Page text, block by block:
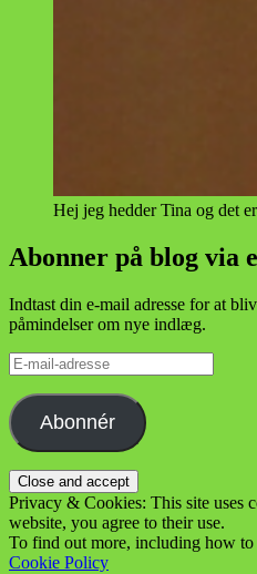
Hej jeg hedder Tina og det
Abonner på blog via
Indtast din e-mail adresse for at
påmindelser om nye indlæg.
E-
mail-
adresse
Abonnér
Privacy & Cookies: This site uses
website, you agree to their use.
To find out more, including how to
Cookie Policy